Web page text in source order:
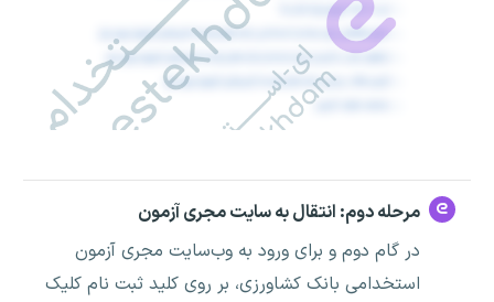
مرحله دوم: انتقال به سایت مجری آزمون
در گام دوم و برای ورود به وب‌سایت مجری آزمون
استخدامی بانک کشاورزی، بر روی کلید ثبت نام کلیک